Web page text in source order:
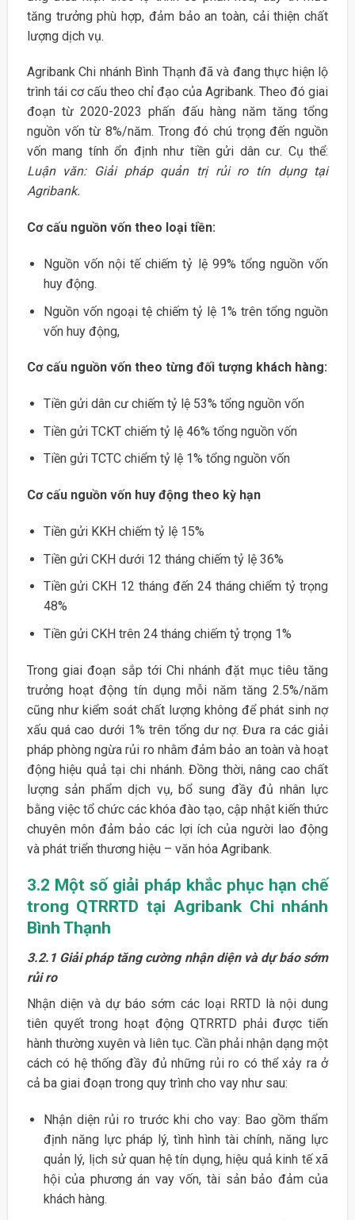
tăng trưởng phù hợp, đảm bảo an toàn, cải thiện chất
lượng dịch vụ.
Agribank Chi nhánh Bình Thạnh đã và đang thực hiện lộ
trình tái cơ cấu theo chỉ đạo của Agribank. Theo đó giai
đoạn từ 2020-2023 phấn đấu hàng năm tăng tổng
nguồn vốn từ 8%/năm. Trong đó chú trọng đến nguồn
vốn mang tính ổn định như tiền gửi dân cư. Cụ thể:
Luận văn: Giải pháp quản trị rủi ro tín dụng tại
Agribank.
Cơ cấu nguồn vốn theo loại tiền:
Nguồn vốn nội tế chiếm tỷ lệ 99% tổng nguồn vốn
huy động.
Nguồn vốn ngoại tệ chiếm tỷ lệ 1% trên tổng nguồn
vốn huy động,
Cơ cấu nguồn vốn theo từng đối tượng khách hàng:
Tiền gửi dân cư chiếm tỷ lệ 53% tổng nguồn vốn
Tiền gửi TCKT chiếm tỷ lệ 46% tổng nguồn vốn
Tiền gửi TCTC chiểm tỷ lệ 1% tổng nguồn vốn
Cơ cấu nguồn vốn huy động theo kỳ hạn
Tiền gửi KKH chiếm tỷ lệ 15%
Tiền gửi CKH dưới 12 tháng chiếm tỷ lệ 36%
Tiền gửi CKH 12 tháng đến 24 tháng chiểm tỷ trọng
48%
Tiền gửi CKH trên 24 tháng chiếm tỷ trọng 1%
Trong giai đoạn sắp tới Chi nhánh đặt mục tiêu tăng
trưởng hoạt động tín dụng mỗi năm tăng 2.5%/năm
cũng như kiểm soát chất lượng không để phát sinh nợ
xấu quá cao dưới 1% trên tổng dư nợ. Đưa ra các giải
pháp phòng ngừa rủi ro nhằm đảm bảo an toàn và hoạt
động hiệu quả tại chi nhánh. Đồng thời, nâng cao chất
lượng sản phẩm dịch vụ, bổ sung đầy đủ nhân lực
bằng việc tổ chức các khóa đào tạo, cập nhật kiến thức
chuyên môn đảm bảo các lợi ích của người lao động
và phát triển thương hiệu – văn hóa Agribank.
3.2 Một số giải pháp khắc phục hạn chế
trong QTRRTD tại Agribank Chi nhánh
Bình Thạnh
3.2.1Giải pháp tăng cường nhận diện và dự báo sớm
rủi ro
Nhận diện và dự báo sớm các loại RRTD là nội dung
tiên quyết trong hoạt động QTRRTD phải được tiến
hành thường xuyên và liên tục. Cần phải nhận dạng một
cách có hệ thống đầy đủ những rủi ro có thể xảy ra ở
cả ba giai đoạn trong quy trình cho vay như sau:
Nhận diện rủi ro trước khi cho vay: Bao gồm thẩm
định năng lực pháp lý, tình hình tài chính, năng lực
quản lý, lịch sử quan hệ tín dụng, hiệu quả kinh tế xã
hội của phương án vay vốn, tài sản bảo đảm của
khách hàng.